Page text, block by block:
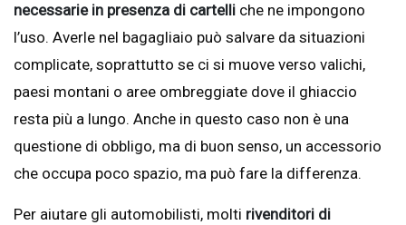
necessarie in presenza di cartelli che ne impongono
l’uso. Averle nel bagagliaio può salvare da situazioni
complicate, soprattutto se ci si muove verso valichi,
paesi montani o aree ombreggiate dove il ghiaccio
resta più a lungo. Anche in questo caso non è una
questione di obbligo, ma di buon senso, un accessorio
che occupa poco spazio, ma può fare la differenza.
Per aiutare gli automobilisti, molti rivenditori di